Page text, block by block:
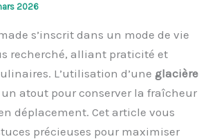
2026
s’inscrit dans un mode de vie
recherché, alliant praticité et
L’utilisation d’une glacière
un atout pour conserver la fraîcheur
déplacement. Cet article vous
précieuses pour maximiser